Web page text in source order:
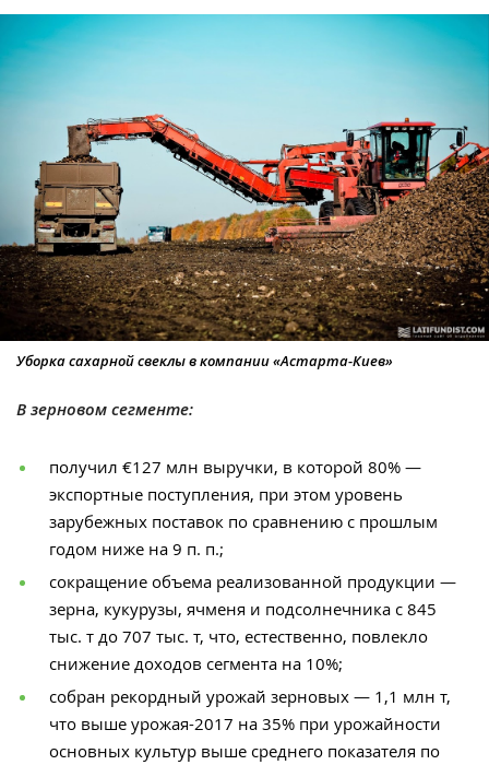
Уборка сахарной свеклы в компании «Астарта-Киев»
В зерновом сегменте:
получил €127 млн выручки, в которой 80% —
экспортные поступления, при этом уровень
зарубежных поставок по сравнению с прошлым
годом ниже на 9 п. п.;
сокращение объема реализованной продукции —
зерна, кукурузы, ячменя и подсолнечника с 845
тыс. т до 707 тыс. т, что, естественно, повлекло
снижение доходов сегмента на 10%;
собран рекордный урожай зерновых — 1,1 млн т,
что выше урожая-2017 на 35% при урожайности
основных культур выше среднего показателя по